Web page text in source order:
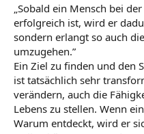
„Sobald ein Mensch bei
erfolgreich ist, wird er
sondern erlangt so auch
umzugehen.”
Ein Ziel zu finden und den
ist tatsächlich sehr
verändern, auch die
Lebens zu stellen. Wenn
Warum entdeckt, wird er